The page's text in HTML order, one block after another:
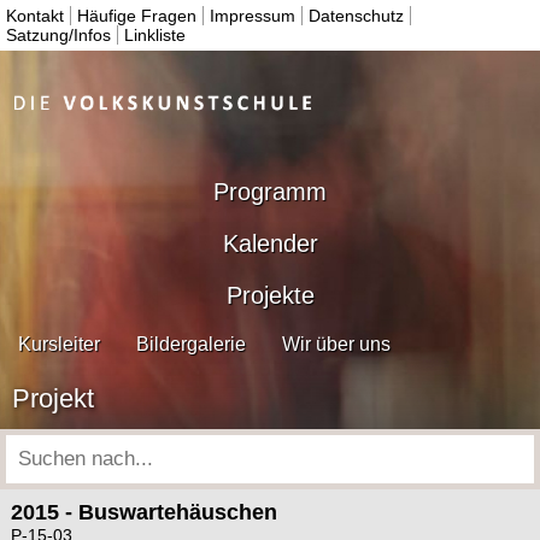
Kontakt Häufige Fragen Impressum
Datenschutz
Satzung/Infos
Linkliste
Programm
Kalender
Projekte
Kursleiter Bildergalerie Wir über uns
Projekt
2015 - Buswartehäuschen
P-15-03